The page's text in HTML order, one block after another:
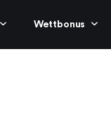
Wettbonus